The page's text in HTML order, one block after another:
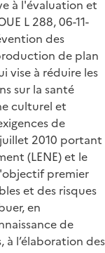
à l'évaluation et
L 288, 06-11-
des
de plan
vise à réduire les
sur la santé
culturel et
de
2010 portant
(LENE) et le
premier
et des risques
en
de
l’élaboration des